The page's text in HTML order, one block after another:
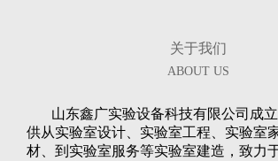
关于我们
ABOUT US
山东鑫广实验设备科技有限公司成立
供从实验室设计、实验室工程、实验室
材、到实验室服务等实验室建造，致力